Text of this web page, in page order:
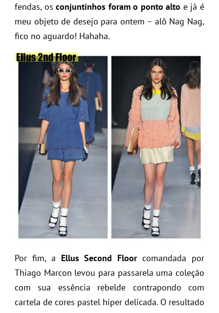
fendas, osconjuntinhos foram o ponto alto e já é
meu objeto de desejo para ontem – alô Nag Nag,
fico no aguardo! Hahaha.
Por fim, a Ellus Second Floorcomandada por
Thiago Marcon levou para passarela uma coleção
com sua essência rebelde contrapondo com
cartela de cores pastel hiper delicada. O resultado